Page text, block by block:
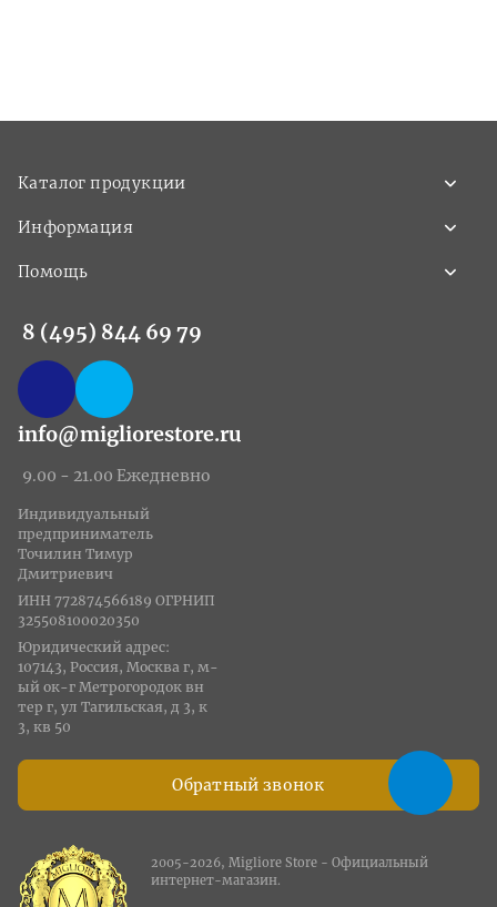
Каталог продукции
Информация
Помощь
8 (495) 844 69 79
info@migliorestore.ru
9.00 - 21.00 Ежедневно
Обратный звонок
Индивидуальный
предприниматель
Точилин Тимур
Дмитриевич
ИНН 772874566189 ОГРНИП
325508100020350
Юридический адрес:
107143, Россия, Москва г, м-
ый ок-г Метрогородок вн
тер г, ул Тагильская, д 3, к
3, кв 50
2005-2026, Migliore Store - Официальный
интернет-магазин.